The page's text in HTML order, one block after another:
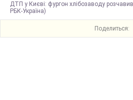
ДТП у Києві: фургон хлібозаводу
РБК-Україна)
Поделиться: